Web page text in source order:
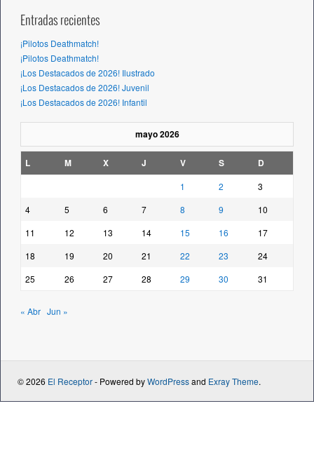
Entradas recientes
¡Pilotos Deathmatch!
¡Pilotos Deathmatch!
¡Los Destacados de 2026! Ilustrado
¡Los Destacados de 2026! Juvenil
¡Los Destacados de 2026! Infantil
mayo 2026
L M X J V S D
1 2
3
4
5 6 7 8 9
10
11
12 13 14 15 16
17
18
19 20 21 22 23
24
25
26 27 28 29 30 31
« Abr Jun »
© 2026 El Receptor- Powered byWordPressand Exray Theme.